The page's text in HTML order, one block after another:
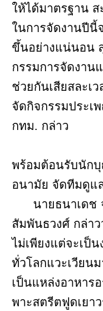
ให้ได้มาตรฐาน
ในการจัดงานปีนี้
ขึ้นอย่างแน่นอน
กรรมการจัดงาน
ช่วยกันเสียสละเ
จัดกิจกรรมประเ
กทม. กล่าว
พร้อมต้อนรับนัก
อนามัย จัดทีมดูแ
นายธนาเดช จั
สัมพันธวงศ์ กล่าว
ไม่เพียงแต่จะเป็
ทั่วโลกแวะเวียน
เป็นแหล่งอาหาร
พาะสตรีตฟูดเยา